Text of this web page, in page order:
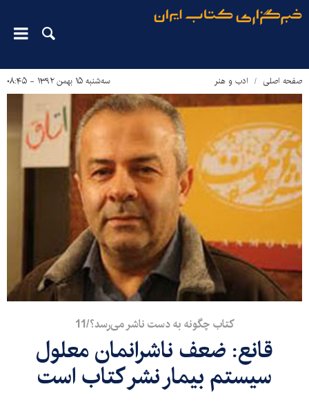
صفحه اصلی ادب و هنر سه‌شنبه ۱۵ بهمن ۱۳۹۲ - ۰۸:۴۵
کتاب چگونه به دست ناشر می‌رسد؟/11
قانع: ضعف ناشرانمان معلول
سیستم بیمار نشر کتاب است